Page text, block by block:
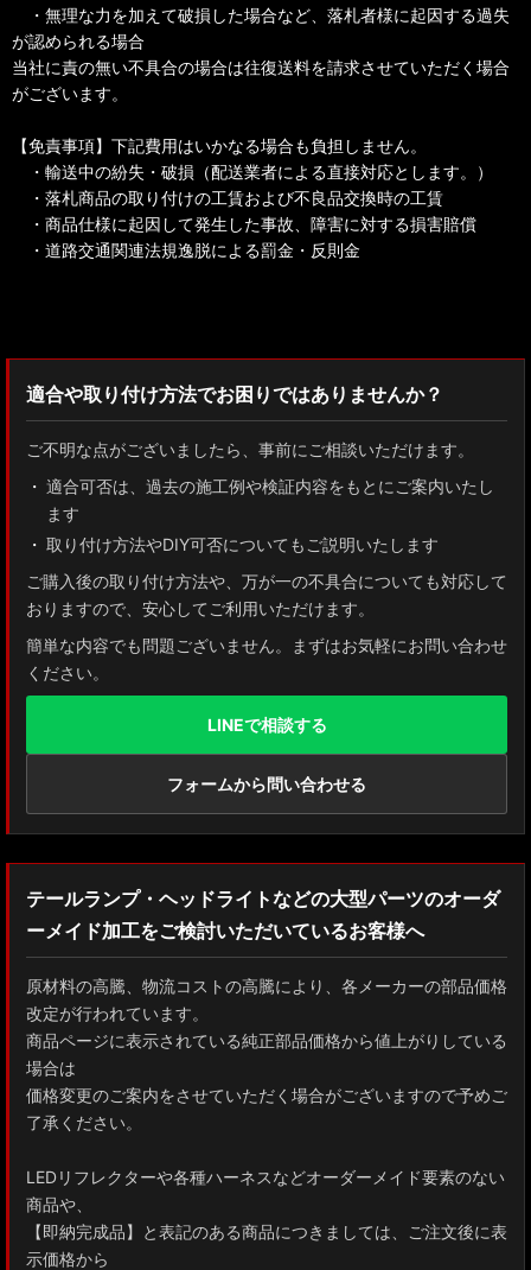
・無理な力を加えて破損した場合など、落札者様に起因する過失
が認められる場合
当社に責の無い不具合の場合は往復送料を請求させていただく場合
がございます。
【免責事項】下記費用はいかなる場合も負担しません。
・輸送中の紛失・破損（配送業者による直接対応とします。）
・落札商品の取り付けの工賃および不良品交換時の工賃
・商品仕様に起因して発生した事故、障害に対する損害賠償
・道路交通関連法規逸脱による罰金・反則金
適合や取り付け方法でお困りではありませんか？
ご不明な点がございましたら、事前にご相談いただけます。
適合可否は、過去の施工例や検証内容をもとにご案内いたし
ます
取り付け方法やDIY可否についてもご説明いたします
ご購入後の取り付け方法や、万が一の不具合についても対応して
おりますので、安心してご利用いただけます。
簡単な内容でも問題ございません。まずはお気軽にお問い合わせ
ください。
LINEで相談する
フォームから問い合わせる
テールランプ・ヘッドライトなどの大型パーツのオーダ
ーメイド加工をご検討いただいているお客様へ
原材料の高騰、物流コストの高騰により、各メーカーの部品価格
改定が行われています。
商品ページに表示されている純正部品価格から値上がりしている
場合は
価格変更のご案内をさせていただく場合がございますので予めご
了承ください。
LEDリフレクターや各種ハーネスなどオーダーメイド要素のない
商品や、
【即納完成品】と表記のある商品につきましては、ご注文後に表
示価格から